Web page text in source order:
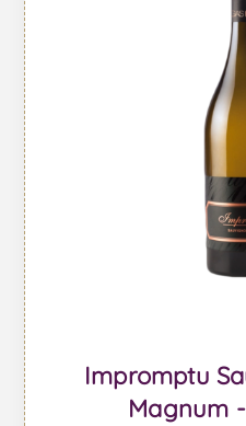
Impromptu
Magnum